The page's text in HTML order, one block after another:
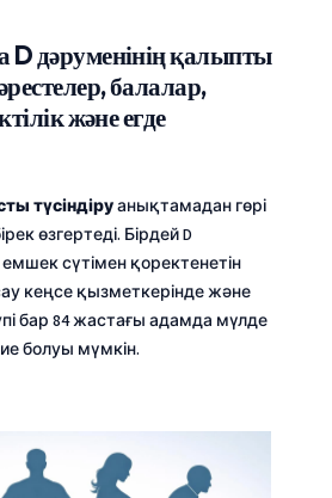
дәруменінің қалыпты
балалар,
және егде
түсіндіруанықтамадан гөрі
өзгертеді. Бірдей D
емшек сүтімен қоректенетін
кеңсе қызметкерінде және
бар 84 жастағы адамда мүлде
болуы мүмкін.